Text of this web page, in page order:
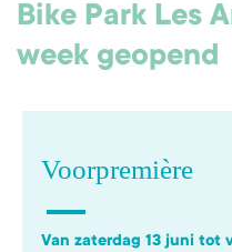
Bike Park Les
week geopend
Voorpremière
Van zaterdag 13 juni tot